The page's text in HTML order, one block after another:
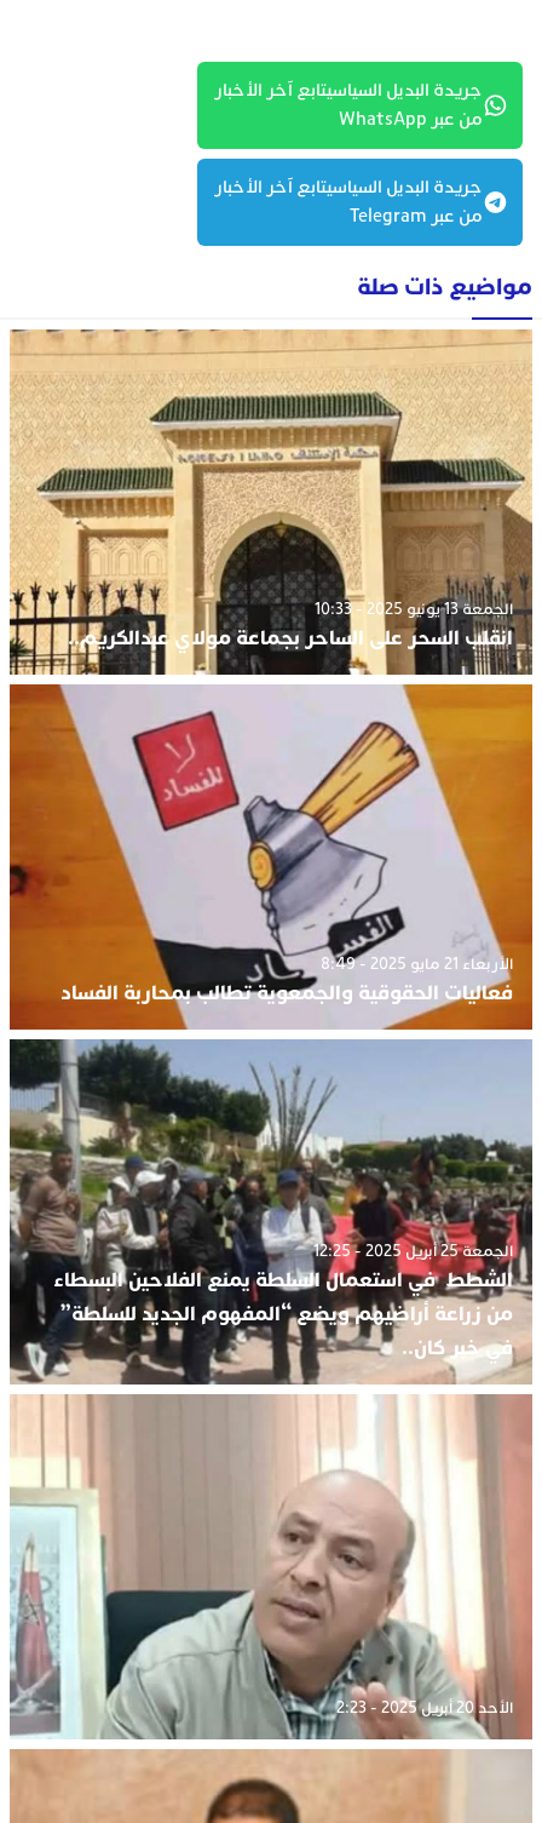
جريدة البديل السياسيتابع آخر الأخبار
من عبر WhatsApp
جريدة البديل السياسيتابع آخر الأخبار
من عبر Telegram
مواضيع ذات صلة
الجمعة 13 يونيو 2025 - 10:33
انقلب السحر على الساحر بجماعة مولاي عبدالكريم..
الأربعاء 21 مايو 2025 - 8:49
فعاليات الحقوقية والجمعوية تطالب بمحاربة الفساد
الجمعة 25 أبريل 2025 - 12:25
الشطط في استعمال السلطة يمنع الفلاحين البسطاء
من زراعة أراضيهم ويضع “المفهوم الجديد للسلطة”
في خبر كان..
الأحد 20 أبريل 2025 - 2:23